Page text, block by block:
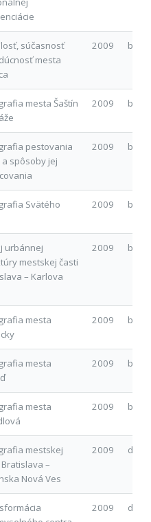
súčasnosť
mesta
2009 b
mesta Šaštín
2009 b
pestovania
a spôsoby jej
2009 b
Svätého
2009 b
urbánnej
mestskej časti
– Karlova
2009 b
mesta
2009 b
mesta
2009 b
mesta
2009 b
mestskej
–
Nová Ves
2009 d
2009 d